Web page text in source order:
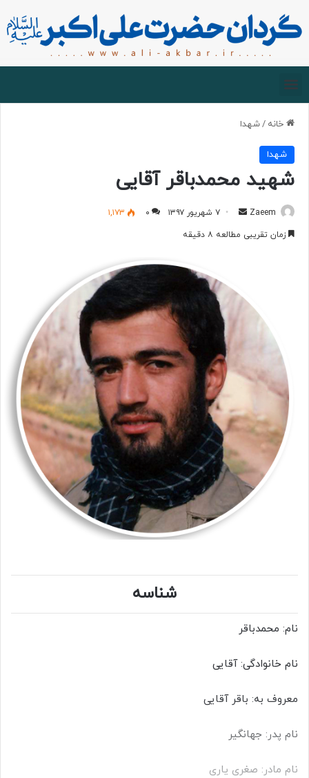
خانه /شهدا
شهدا
شهید محمدباقر آقایی
Zaeem ۷ شهریور ۱۳۹۷ ۰
۱,۱۷۳
زمان تقریبی مطالعه ۸ دقیقه
شناسه
نام: محمدباقر
نام خانوادگی: آقایی
معروف به: باقر آقایی
نام پدر: جهانگیر
نام مادر: صغری یاری